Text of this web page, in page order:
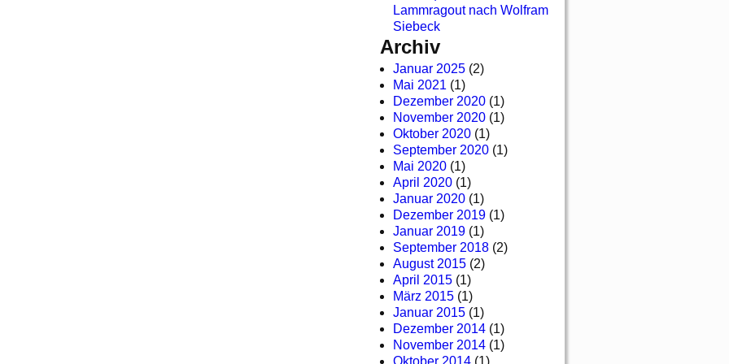
Lammragout nach Wolfram
Siebeck
Archiv
Januar 2025 (2)
Mai 2021 (1)
Dezember 2020 (1)
November 2020 (1)
Oktober 2020 (1)
September 2020 (1)
Mai 2020 (1)
April 2020 (1)
Januar 2020 (1)
Dezember 2019 (1)
Januar 2019 (1)
September 2018 (2)
August 2015 (2)
April 2015 (1)
März 2015 (1)
Januar 2015 (1)
Dezember 2014 (1)
November 2014 (1)
Oktober 2014 (1)